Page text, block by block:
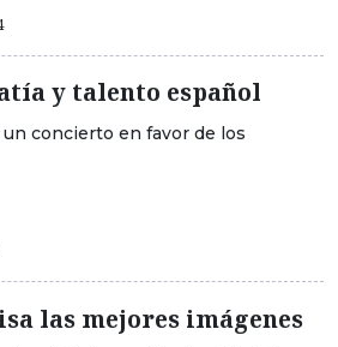
y talento español
concierto en favor de los
las mejores imágenes